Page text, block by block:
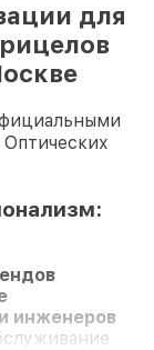
для
инженеров